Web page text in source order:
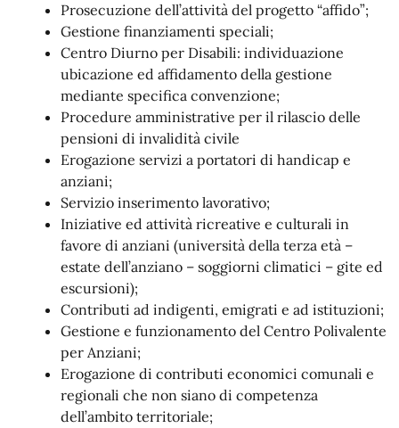
Prosecuzione dell’attività del progetto “affido”;
Gestione finanziamenti speciali;
Centro Diurno per Disabili: individuazione
ubicazione ed affidamento della gestione
mediante specifica convenzione;
Procedure amministrative per il rilascio delle
pensioni di invalidità civile
Erogazione servizi a portatori di handicap e
anziani;
Servizio inserimento lavorativo;
Iniziative ed attività ricreative e culturali in
favore di anziani (università della terza età –
estate dell’anziano – soggiorni climatici – gite ed
escursioni);
Contributi ad indigenti, emigrati e ad istituzioni;
Gestione e funzionamento del Centro Polivalente
per Anziani;
Erogazione di contributi economici comunali e
regionali che non siano di competenza
dell’ambito territoriale;